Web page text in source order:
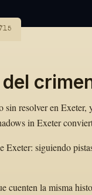
sin resolver en
in Exeter
Exeter: siguiendo
cuenten la misma